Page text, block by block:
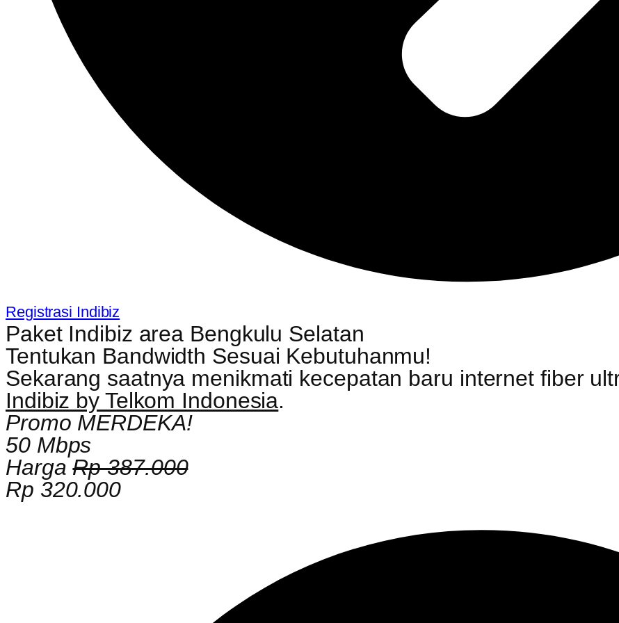
Registrasi Indibiz
Paket Indibiz area Bengkulu Selatan
Tentukan Bandwidth Sesuai Kebutuhanmu!
Sekarang saatnya menikmati kecepatan baru internet fiber
Indibiz by Telkom Indonesia.
Promo MERDEKA!
50 Mbps
HargaRp 387.000
Rp 320.000